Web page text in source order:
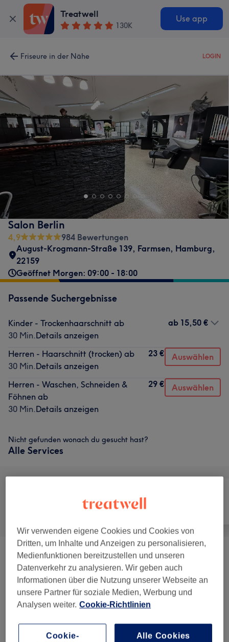
Treatwell
130K
Use app
Friseure in der Nähe LOGIN
Salon Berlin
4,9
984 Bewertungen
August-Krogmann-Straße 139, Farmsen, Hamburg,
22159
Geöffnet Morgen: 09:00 - 18:00
Passende Suchergebnisse
Kinder - Trockenhaarschnitt ab
30 Min.Details anzeigen
ab 15,50 €
Herren - Haarschnitt (trocken) ab
30 Min.Details anzeigen
23 € Auswählen
Herren - Waschen, Schneiden &
Föhnen ab
30 Min.Details anzeigen
29 € Auswählen
Nicht gefunden wonach du gesucht hast?
Alle Services
Friseur
Damen - Haarschnitte & Stylings ( 7) ab 28,50 €
Damen - Farbe, Schnitt & Styling (9) ab 75,50 €
Haarkuren & Pflege (1)
Herren - Haarschnitte & Stylings 5 ) ab 23 €
Wir verwenden eigene Cookies und Cookies von
Dritten, um Inhalte und Anzeigen zu personalisieren,
Medienfunktionen bereitzustellen und unseren
Datenverkehr zu analysieren. Wir geben auch
Informationen über die Nutzung unserer Webseite an
unsere Partner für soziale Medien, Werbung und
Analysen weiter. Cookie-Richtlinien
Cookie-
Alle Cookies